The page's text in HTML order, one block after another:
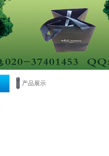
产品展示